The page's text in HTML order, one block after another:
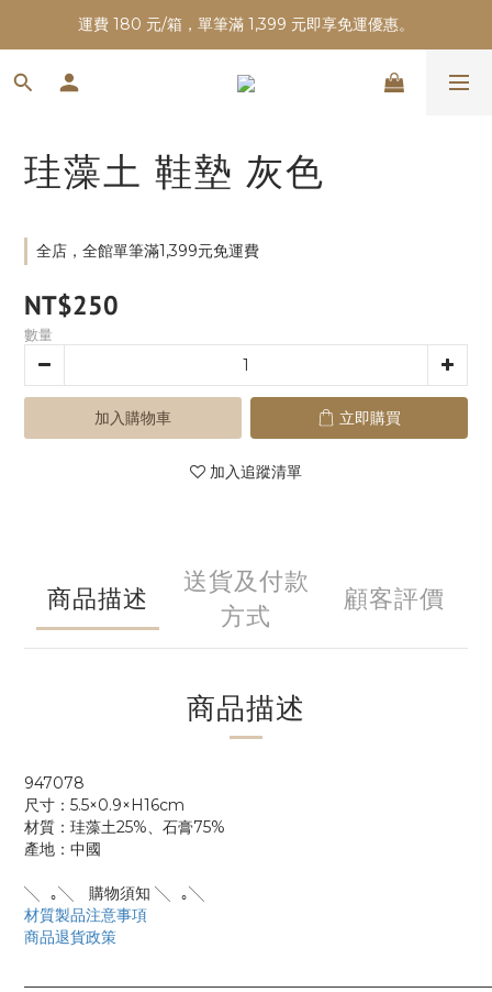
運費 180 元/箱，單筆滿 1,399 元即享免運優惠。
珪藻土 鞋墊 灰色
全店，全館單筆滿1,399元免運費
NT$250
數量
加入購物車 立即購買
加入追蹤清單
商品描述
送貨及付款
方式
顧客評價
商品描述
947078
尺寸：5.5×0.9×H16cm
材質：珪藻土25%、石膏75%
產地：中國
╲⠀｡╲ 購物須知 ╲⠀｡╲⠀
材質製品注意事項
商品退貨政策